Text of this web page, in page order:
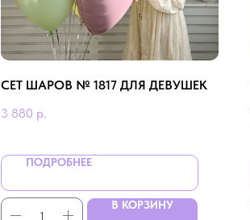
СЕТ ШАРОВ № 1817 ДЛЯ ДЕВУШЕК
3 880 р.
ПОДРОБНЕЕ
В КОРЗИНУ